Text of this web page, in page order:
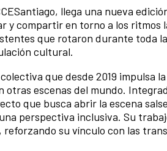
llega una nueva
compartir en torno a los ritmos
que rotaron durante toda
cultural.
que desde 2019 impulsa
otras escenas del mundo.
que busca abrir la escena
perspectiva inclusiva. Su
su vínculo con las